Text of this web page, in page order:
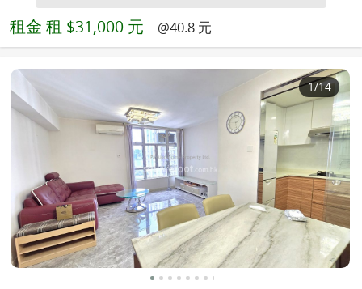
租金 租 $31,000 元 @40.8 元
1/14